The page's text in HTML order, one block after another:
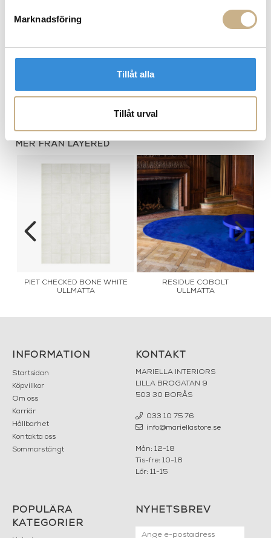
Marknadsföring
Tillåt alla
Tillåt urval
MER FRÅN LAYERED
PIET CHECKED BONE WHITE
ULLMATTA
RESIDUE COBOLT
ULLMATTA
INFORMATION
Startsidan
Köpvillkor
Om oss
Karriär
Hållbarhet
Kontakta oss
Sommarstängt
KONTAKT
MARIELLA INTERIORS
LILLA BROGATAN 9
503 30 BORÅS
033 10 75 76
info@mariellastore.se
Mån: 12-18
Tis-fre: 10-18
Lör: 11-15
POPULÄRA
KATEGORIER
NYHETSBREV